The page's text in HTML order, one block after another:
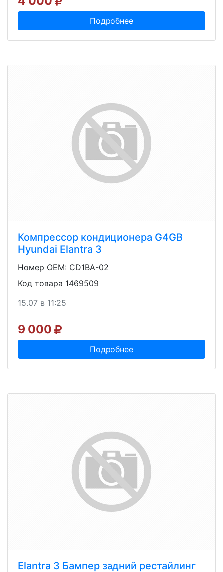
Подробнее
Компрессор кондиционера G4GB
Hyundai Elantra 3
Номер OEM: CD1BA-02
Код товара 1469509
15.07 в 11:25
9 000
Подробнее
Elantra 3 Бампер задний рестайлинг